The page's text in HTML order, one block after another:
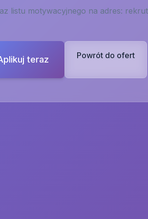
listu motywacyjnego na adres:
teraz Powrót do ofert